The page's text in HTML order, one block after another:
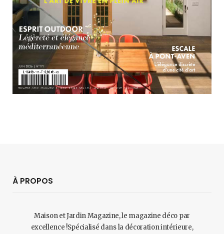
À PROPOS
Maison et Jardin Magazine, le magazine déco par
excellence !Spécialisé dans la décoration intérieure,